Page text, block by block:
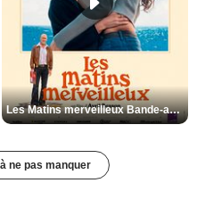
Les Matins merveilleux Bande-annonce VF
ne pas manquer